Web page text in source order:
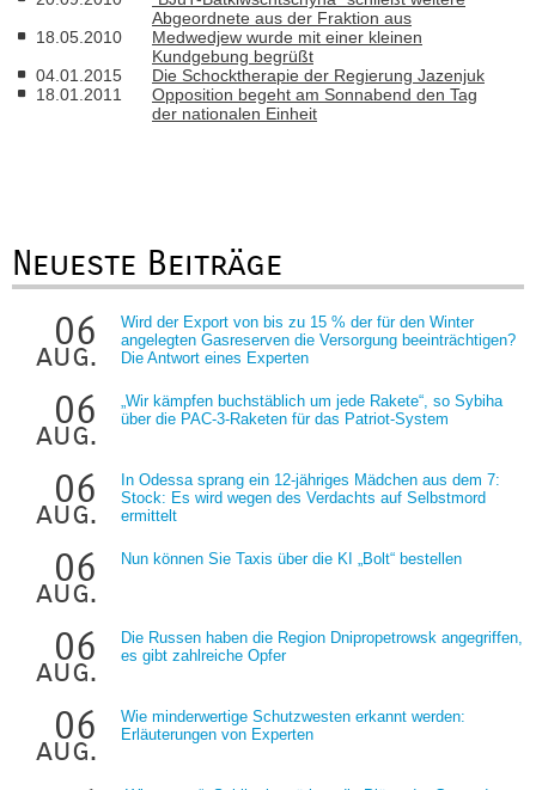
Abgeordnete aus der Fraktion aus
18.05.2010
Medwedjew wurde mit einer kleinen
Kundgebung begrüßt
04.01.2015
Die Schocktherapie der Regierung Jazenjuk
18.01.2011
Opposition begeht am Sonnabend den Tag
der nationalen Einheit
Neueste Beiträge
06
aug.
Wird der Export von bis zu 15 % der für den Winter
angelegten Gasreserven die Versorgung beeinträchtigen?
Die Antwort eines Experten
06
aug.
„Wir kämpfen buchstäblich um jede Rakete“, so Sybiha
über die PAC-3-Raketen für das Patriot-System
06
aug.
In Odessa sprang ein 12-jähriges Mädchen aus dem 7:
Stock: Es wird wegen des Verdachts auf Selbstmord
ermittelt
06
aug.
Nun können Sie Taxis über die KI „Bolt“ bestellen
06
aug.
Die Russen haben die Region Dnipropetrowsk angegriffen,
es gibt zahlreiche Opfer
06
aug.
Wie minderwertige Schutzwesten erkannt werden:
Erläuterungen von Experten